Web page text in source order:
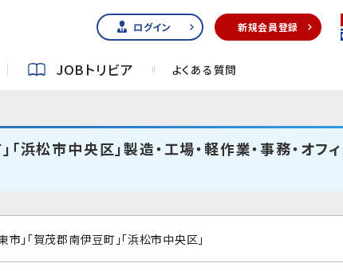
ログイン 新規会員登録
JOBトリビア よくある質問
「浜松市中央区」製造・工場・軽作業・事務・オフ
市」「賀茂郡南伊豆町」「浜松市中央区」